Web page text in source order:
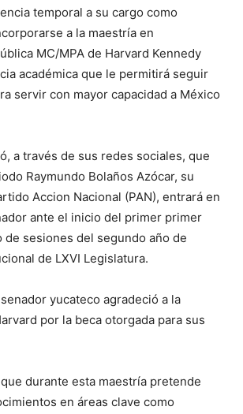
temporal a su cargo como
a la maestría en
MC/MPA de Harvard Kennedy
académica que le permitirá seguir
servir con mayor capacidad a México
a través de sus redes sociales, que
Raymundo Bolaños Azócar, su
Accion Nacional (PAN), entrará en
ante el inicio del primer primer
sesiones del segundo año de
de LXVI Legislatura.
yucateco agradeció a la
por la beca otorgada para sus
durante esta maestría pretende
en áreas clave como